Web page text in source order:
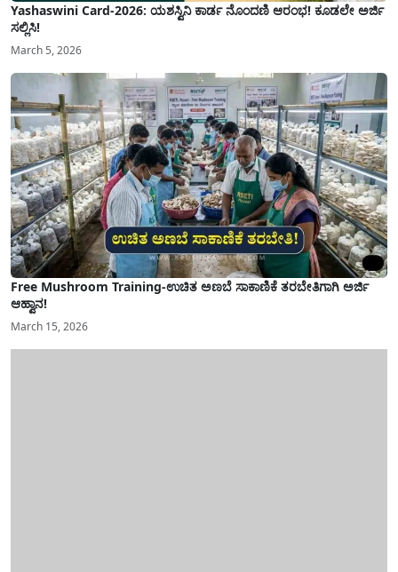
Yashaswini Card-2026: ಯಶಸ್ವಿನಿ ಕಾರ್ಡ ನೊಂದಣಿ ಆರಂಭ! ಕೂಡಲೇ ಅರ್ಜಿ
ಸಲ್ಲಿಸಿ!
March 5, 2026
Free Mushroom Training-ಉಚಿತ ಅಣಬೆ ಸಾಕಾಣಿಕೆ ತರಬೇತಿಗಾಗಿ ಅರ್ಜಿ
ಆಹ್ವಾನ!
March 15, 2026